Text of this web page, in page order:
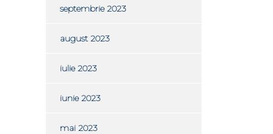
septembrie 2023
august 2023
iulie 2023
iunie 2023
mai 2023